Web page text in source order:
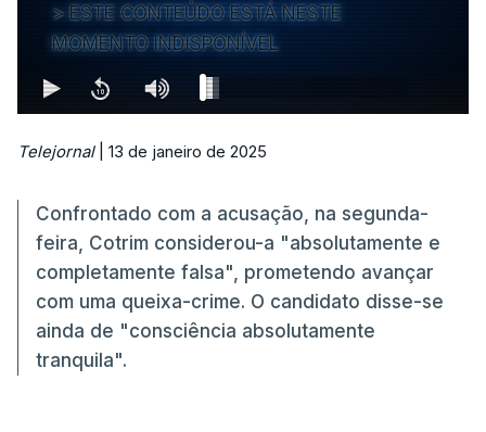
ESTE CONTEÚDO ESTÁ NESTE
MOMENTO INDISPONÍVEL
Telejornal| 13 de janeiro de 2025
Confrontado com a acusação, na segunda-
feira, Cotrim considerou-a "absolutamente e
completamente falsa", prometendo avançar
com uma queixa-crime. O candidato disse-se
ainda de "consciência absolutamente
tranquila".